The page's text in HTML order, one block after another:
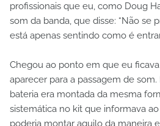
profissionais que eu, como Doug
som da banda, que disse: “Não se
está apenas sentindo como é
Chegou ao ponto em que eu
aparecer para a passagem de
bateria era montada da mesma
sistemática no kit que informava
poderia montar aquilo da maneira